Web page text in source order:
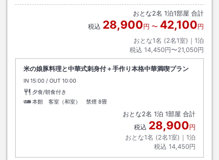
おとな2名 1泊1部屋 合計
税込 28,900円 〜 42,100円
おとな1名 (2名1室)｜ 1泊
税込 14,450円〜21,050円
米の娘豚料理と中華式刺身付＋手作り本格中華満喫プラン
IN チェックイン
15:00 / OUT チェックアウト
10:00
夕食/朝食付き
本館 客室（和室） 禁煙 8畳
おとな2名 1泊 1部屋 合計
税込 28,900円
おとな1名 (2名1室)｜ 1泊
税込 14,450円